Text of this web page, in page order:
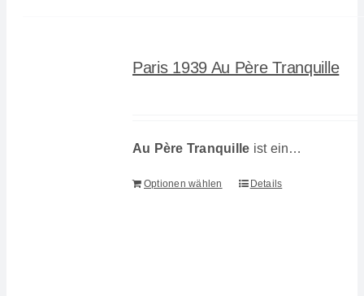
Paris 1939 Au Père Tranquille
Au Père Tranquille ist ein…
Optionen wählen Details